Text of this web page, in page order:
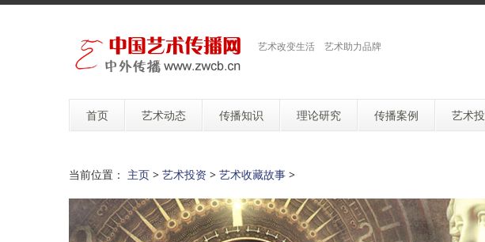
艺术改变生活 艺术助力品牌
首页 艺术动态 传播知识 理论研究 传播案例 艺术
当前位置： 主页 > 艺术投资 > 艺术收藏故事 >